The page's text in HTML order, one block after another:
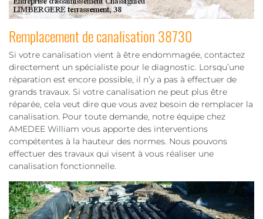
Remplacement de canalisation 38730
Si votre canalisation vient à être endommagée, contactez
directement un spécialiste pour le diagnostic. Lorsqu’une
réparation est encore possible, il n’y a pas à effectuer de
grands travaux. Si votre canalisation ne peut plus être
réparée, cela veut dire que vous avez besoin de remplacer la
canalisation. Pour toute demande, notre équipe chez
AMEDEE William vous apporte des interventions
compétentes à la hauteur des normes. Nous pouvons
effectuer des travaux qui visent à vous réaliser une
canalisation fonctionnelle.